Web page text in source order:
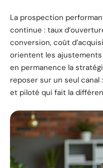
La prospection
continue : taux
conversion, coût
orientent les
en permanence la
reposer sur un seul canal
et piloté qui fait la